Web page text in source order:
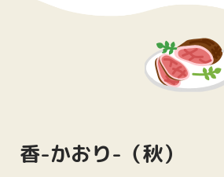
ゲランドの塩 わさび
シャインマスカットのテラミ
香-かおり-（秋）